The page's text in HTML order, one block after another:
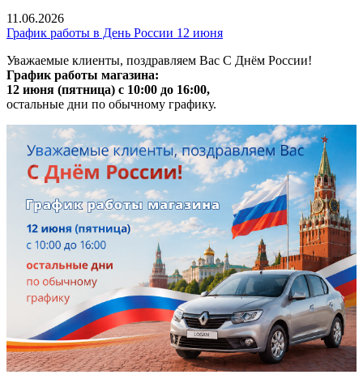
11.06.2026
График работы в День России 12 июня
Уважаемые клиенты, поздравляем Вас С Днём России!
График работы магазина:
12 июня (пятница) с 10:00 до 16:00,
остальные дни по обычному графику.